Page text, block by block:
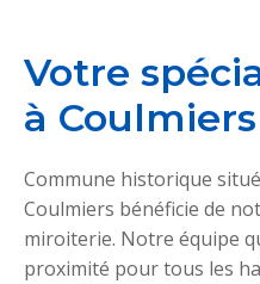
Votre
à Coulmiers
Commune historique
Coulmiers bénéficie de
miroiterie. Notre équipe
proximité pour tous les